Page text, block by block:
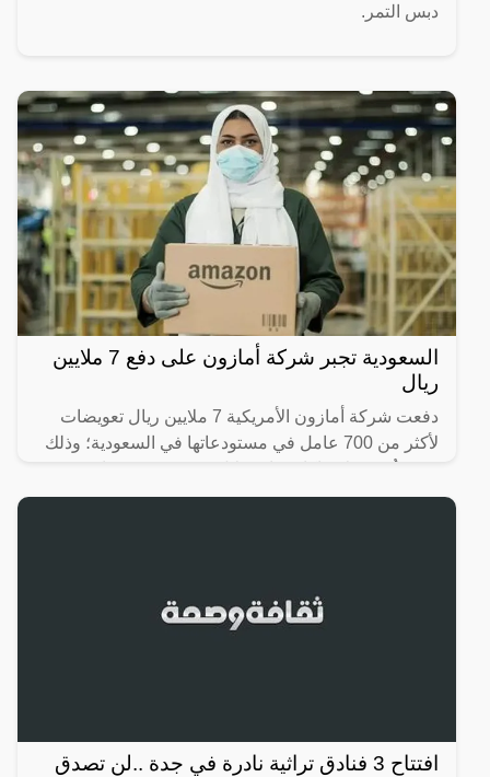
دبس التمر.
السعودية تجبر شركة أمازون على دفع 7 ملايين
ريال
دفعت شركة أمازون الأمريكية 7 ملايين ريال تعويضات
لأكثر من 700 عامل في مستودعاتها في السعودية؛ وذلك
قانونية؛
افتتاح 3 فنادق تراثية نادرة في جدة ..لن تصدق